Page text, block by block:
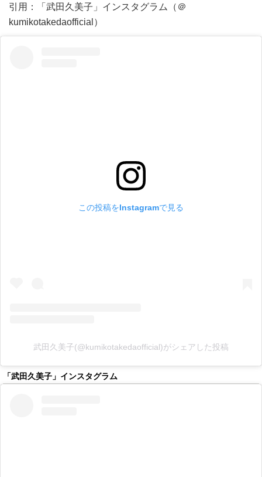
引用：「武田久美子」インスタグラム（＠
kumikotakedaofficial）
この投稿をInstagramで見る
武田久美子(@kumikotakedaofficial)がシェアした投稿
「武田久美子」インスタグラム